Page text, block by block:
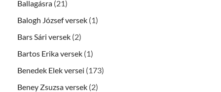
Ballagásra (21)
Balogh József versek (1)
Bars Sári versek (2)
Bartos Erika versek (1)
Benedek Elek versei (173)
Beney Zsuzsa versek (2)